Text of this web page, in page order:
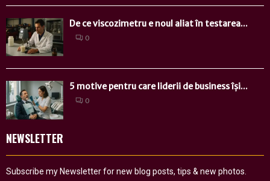
De ce viscozimetru e noul aliat în testarea...
0
5 motive pentru care liderii de business își...
0
NEWSLETTER
Subscribe my Newsletter for new blog posts, tips & new photos.